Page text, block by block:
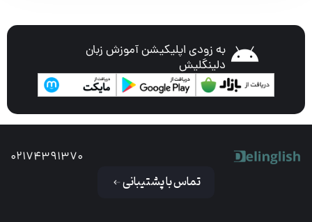
به زودی اپلیکیشن آموزش زبان
دلینگلیش
02174391370
تماس با پشتیبانی